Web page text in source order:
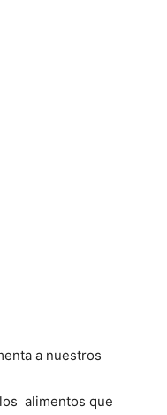
a nuestros
alimentos que